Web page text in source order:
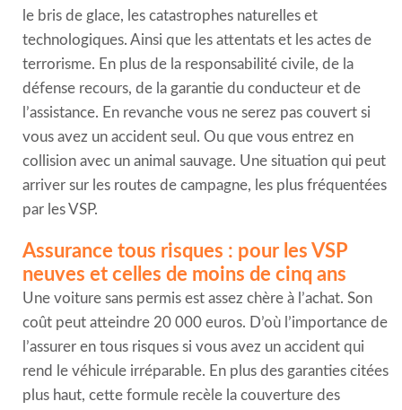
le bris de glace, les catastrophes naturelles et
technologiques. Ainsi que les attentats et les actes de
terrorisme. En plus de la responsabilité civile, de la
défense recours, de la garantie du conducteur et de
l’assistance. En revanche vous ne serez pas couvert si
vous avez un accident seul. Ou que vous entrez en
collision avec un animal sauvage. Une situation qui peut
arriver sur les routes de campagne, les plus fréquentées
par les VSP.
Assurance tous risques : pour les VSP
neuves et celles de moins de cinq ans
Une voiture sans permis est assez chère à l’achat. Son
coût peut atteindre 20 000 euros. D’où l’importance de
l’assurer en tous risques si vous avez un accident qui
rend le véhicule irréparable. En plus des garanties citées
plus haut, cette formule recèle la couverture des